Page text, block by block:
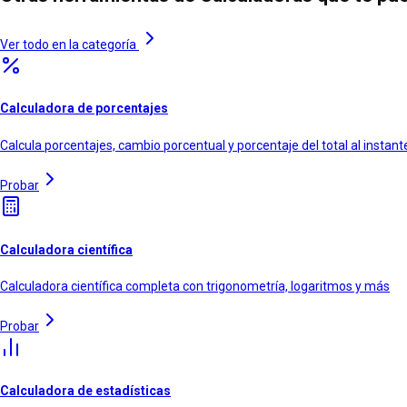
Ver todo en la categoría
Calculadora de porcentajes
Calcula porcentajes, cambio porcentual y porcentaje del total al
Probar
Calculadora científica
Calculadora científica completa con trigonometría, logaritmos y más
Probar
Calculadora de estadísticas